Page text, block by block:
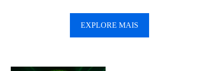
EXPLORE MAIS